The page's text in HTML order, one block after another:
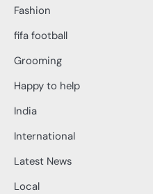
Fashion
fifa football
Grooming
Happy to help
India
International
Latest News
Local